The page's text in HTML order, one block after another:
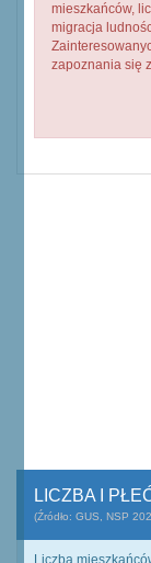
mieszkańców,
migracja
zapoznania się
LICZBA I
(Źródło: GUS, NSP
Liczba